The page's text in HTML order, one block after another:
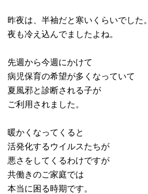
昨夜は、半袖だと寒いくらいでした。
夜も冷え込んでましたよね。
先週から今週にかけて
病児保育の希望が多くなっていて
夏風邪と診断される子が
ご利用されました。
暖かくなってくると
活発化するウイルスたちが
悪さをしてくるわけですが
共働きのご家庭では
本当に困る時期です。